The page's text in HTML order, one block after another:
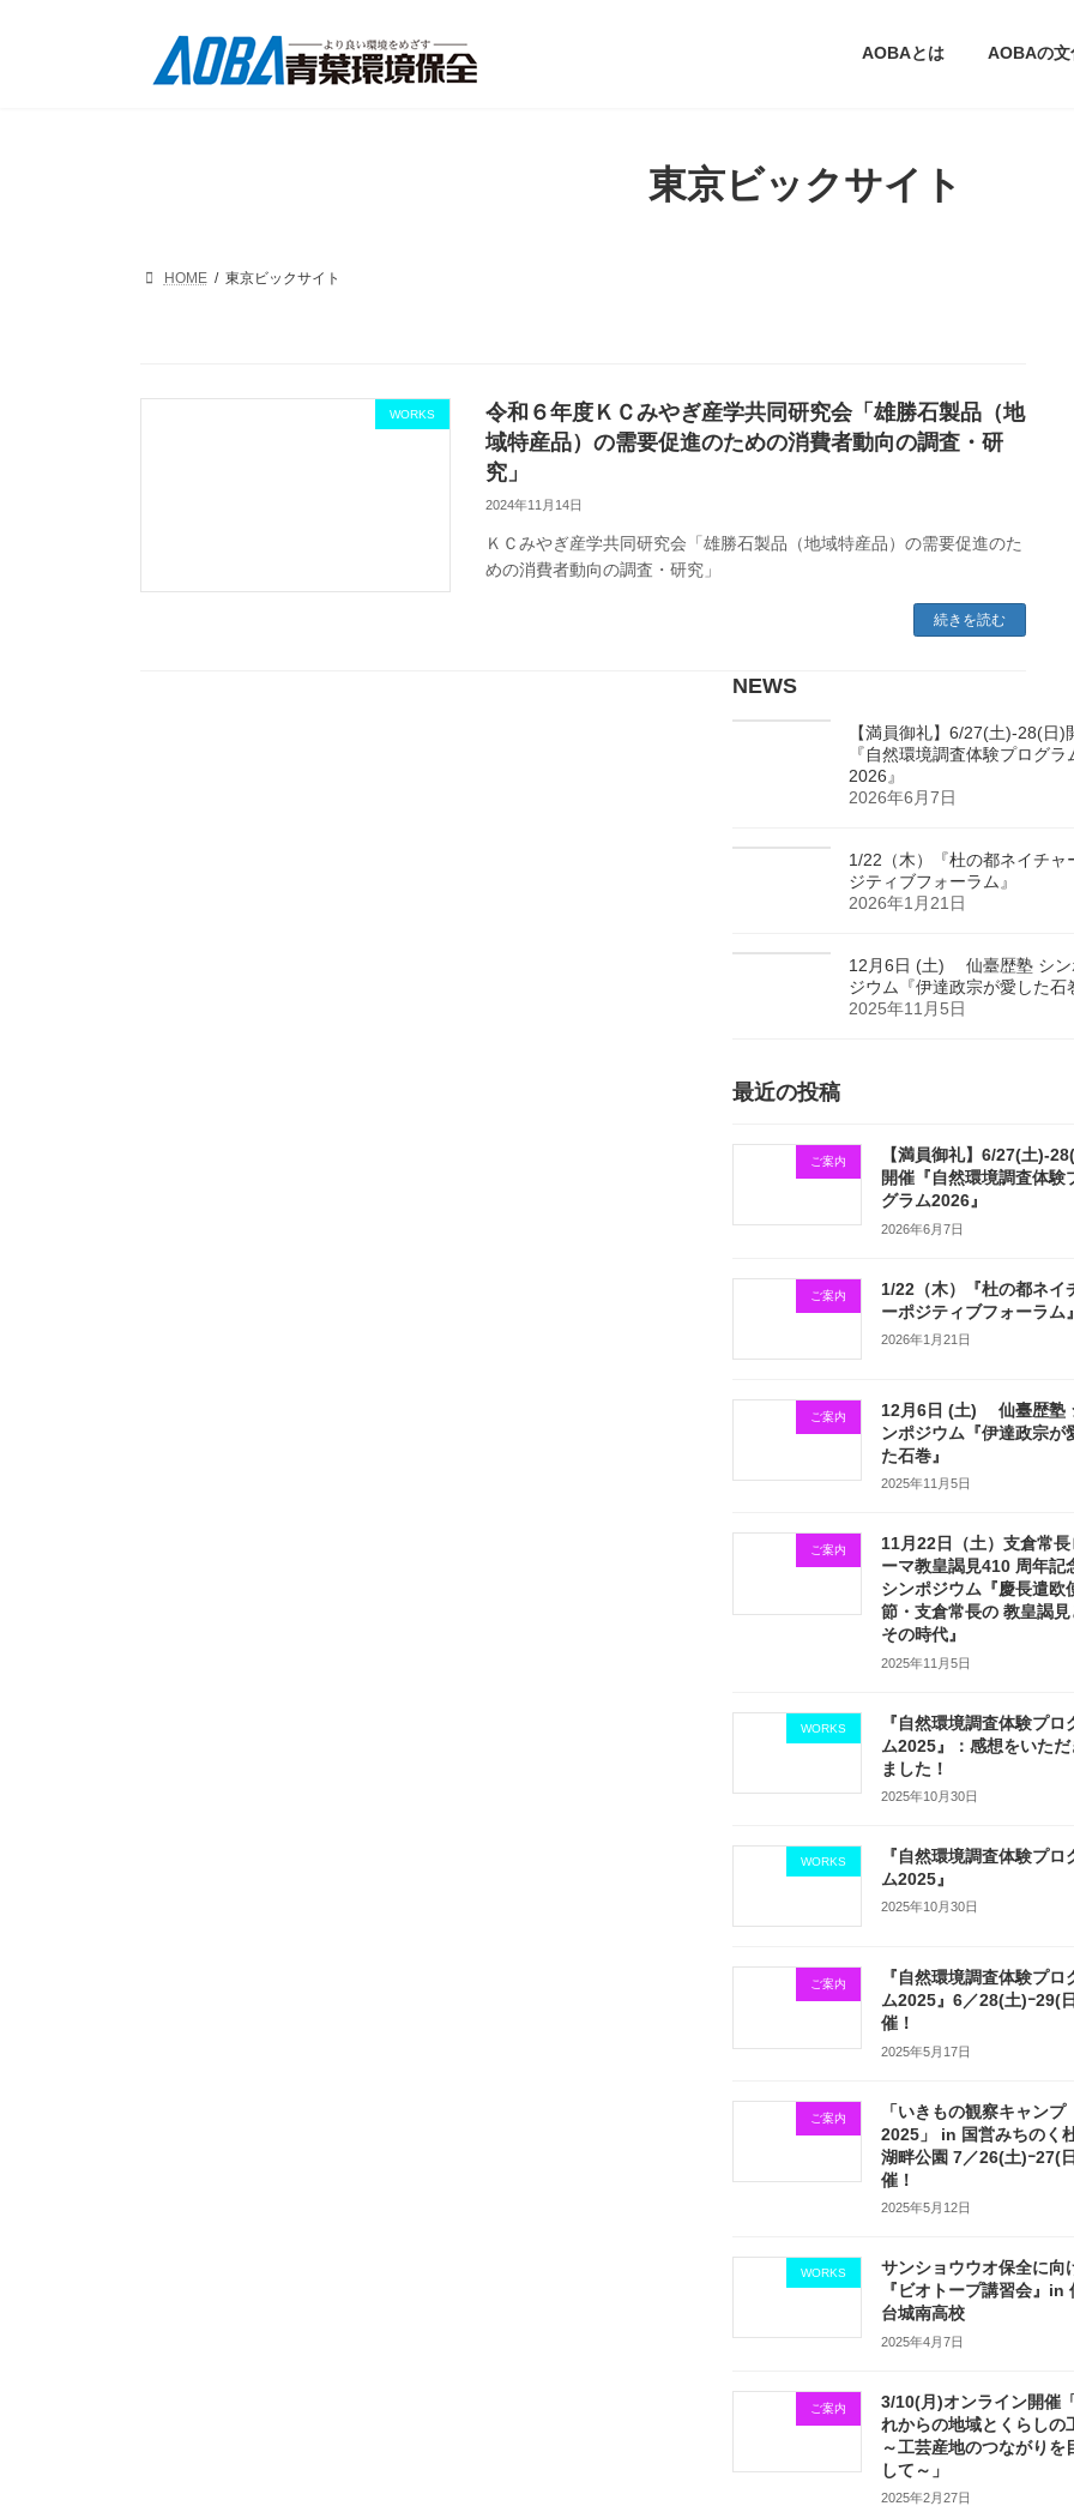
AOBAとは AOBAの文
東京ビックサイト
HOME 東京ビックサイト
WORKS
令和６年度ＫＣみやぎ産学共同研究会「雄勝石製品（地
域特産品）の需要促進のための消費者動向の調査・研
究」
2024年11月14日
ＫＣみやぎ産学共同研究会「雄勝石製品（地域特産品）の需要促進のた
めの消費者動向の調査・研究」
続きを読む
NEWS
【満員御礼】6/27(土)-28(日)
『自然環境調査体験プログラ
2026』
2026年6月7日
1/22（木）『杜の都ネイチャ
ジティブフォーラム』
2026年1月21日
12月6日 (土) 仙臺歴塾 シン
ジウム『伊達政宗が愛した石
2025年11月5日
最近の投稿
ご案内
【満員御礼】6/27(土)-
開催『自然環境調査体験
グラム2026』
2026年6月7日
ご案内
1/22（木）『杜の都ネイ
ーポジティブフォーラム』
2026年1月21日
ご案内
12月6日 (土) 仙臺歴塾
ンポジウム『伊達政宗が
た石巻』
2025年11月5日
ご案内
11月22日（土）支倉常長
ーマ教皇謁見410 周年記
シンポジウム『慶長遣欧
節・支倉常長の 教皇謁見
その時代』
2025年11月5日
WORKS
『自然環境調査体験プロ
ム2025』：感想をいただ
ました！
2025年10月30日
WORKS
『自然環境調査体験プロ
ム2025』
2025年10月30日
ご案内
『自然環境調査体験プロ
ム2025』6／28(土)ｰ29(
催！
2025年5月17日
ご案内
「いきもの観察キャンプ
2025」 in 国営みちのく
湖畔公園 7／26(土)ｰ27(
催！
2025年5月12日
WORKS
サンショウウオ保全に向
『ビオトープ講習会』in
台城南高校
2025年4月7日
ご案内
3/10(月)オンライン開催
れからの地域とくらしの
～工芸産地のつながりを
して～」
2025年2月27日